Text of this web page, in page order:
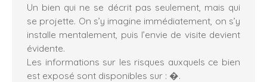
Un bien qui ne se décrit pas seulement, mais qui
se projette. On s’y imagine immédiatement, on s’y
installe mentalement, puis l’envie de visite devient
évidente.
Les informations sur les risques auxquels ce bien
est exposé sont disponibles sur : �.